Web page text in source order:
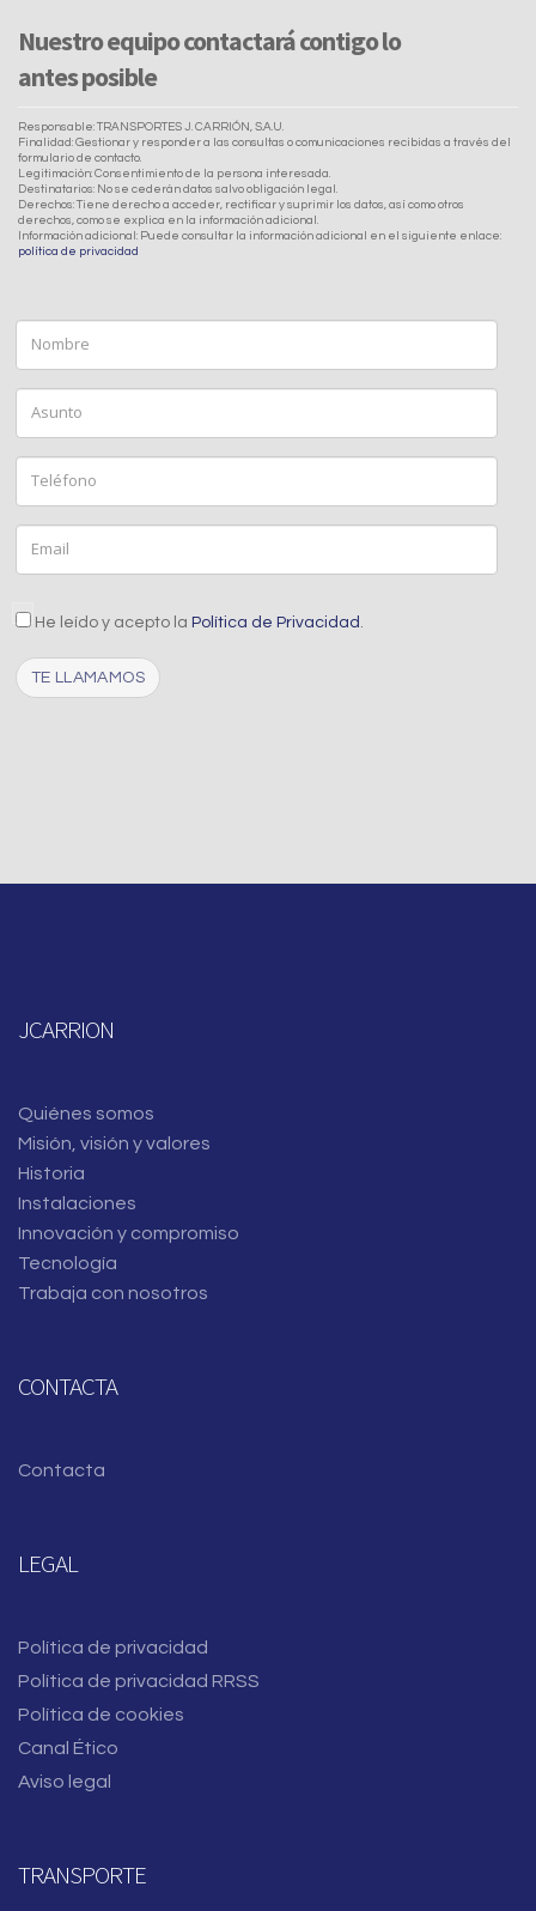
Nuestro equipo contactará contigo lo
antes posible
Responsable: TRANSPORTES J. CARRIÓN, S.A.U.
Finalidad: Gestionar y responder a las consultas o comunicaciones recibidas a través del
formulario de contacto.
Legitimación: Consentimiento de la persona interesada.
Destinatarios: No se cederán datos salvo obligación legal.
Derechos: Tiene derecho a acceder, rectificar y suprimir los datos, así como otros
derechos, como se explica en la información adicional.
Información adicional: Puede consultar la información adicional en el siguiente enlace:
política de privacidad
Nombre
Asunto
Teléfono
Email
aceptacion
He leído y acepto la Política de Privacidad .
JCARRION
Quiénes somos
Misión, visión y valores
Historia
Instalaciones
Innovación y compromiso
Tecnología
Trabaja con nosotros
CONTACTA
Contacta
LEGAL
Política de privacidad
Política de privacidad RRSS
Política de cookies
Canal Ético
Aviso legal
TRANSPORTE